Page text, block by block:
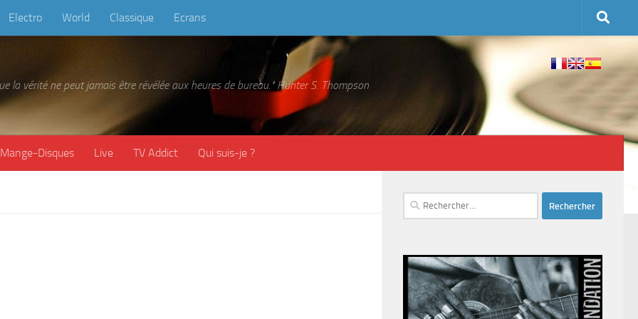
Electro World Classique Ecrans
la vérité ne peut jamais être révélée aux heures de bureau." Hunter S. Thompson
Mange-Disques Live TV Addict Qui suis-je ?
Rechercher :